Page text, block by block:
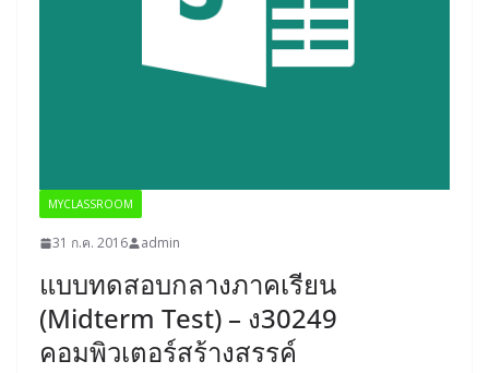
MYCLASSROOM
31 ก.ค. 2016 admin
แบบทดสอบกลางภาคเรียน
(Midterm Test) – ง30249
คอมพิวเตอร์สร้างสรรค์